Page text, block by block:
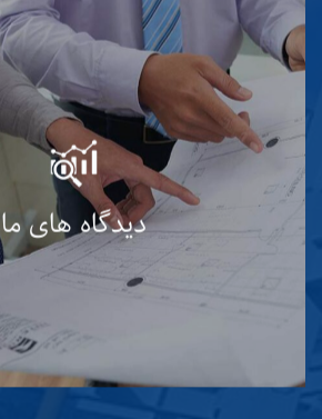
مدیریت شرکت برای رسیدن به
استفاده از سیستم های نوین
نماید. در راستای نیل به این
OHSAS 18001 را به عنوان مدل اجرایی انتخاب
نموده است و جهت رسیدن به آن
دیدگاه های ما